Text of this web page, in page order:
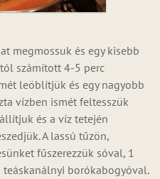
megmossuk és egy kisebb
számított 4-5 perc
leöblítjük és egy nagyobb
vízben ismét feltesszük
és a víz tetején
A lassú tűzön,
fűszerezzük sóval, 1
borókabogyóval.